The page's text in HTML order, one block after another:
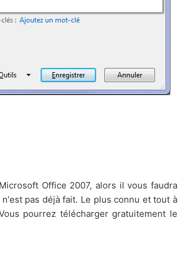
Office 2007, alors il vous faudra
pas déjà fait. Le plus connu et tout à
pourrez télécharger gratuitement le